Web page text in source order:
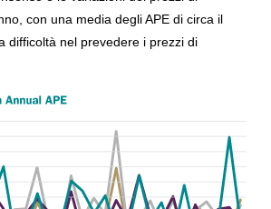
con una media degli APE di circa il
difficoltà nel prevedere i prezzi di